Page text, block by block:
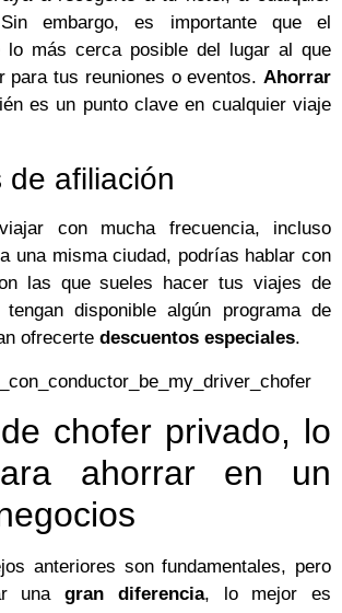
embargo, es importante que el
lo más cerca posible del lugar al que
para tus reuniones o eventos. Ahorrar
es un punto clave en cualquier viaje
de afiliación
con mucha frecuencia, incluso
una misma ciudad, podrías hablar con
las que sueles hacer tus viajes de
disponible algún programa de
ofrecerte descuentos especiales.
chofer privado, lo
ahorrar en un
anteriores son fundamentales, pero
una gran diferencia, lo mejor es